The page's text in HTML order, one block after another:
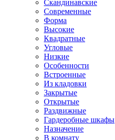
Скандинавские
Современные
Форма
Высокие
Квадратные
Угловые
Низкие
Особенности
Встроенные
Из кладовки
Закрытые
Открытые
Раздвижные
Гардеробные шкафы
Назначение
В комнату